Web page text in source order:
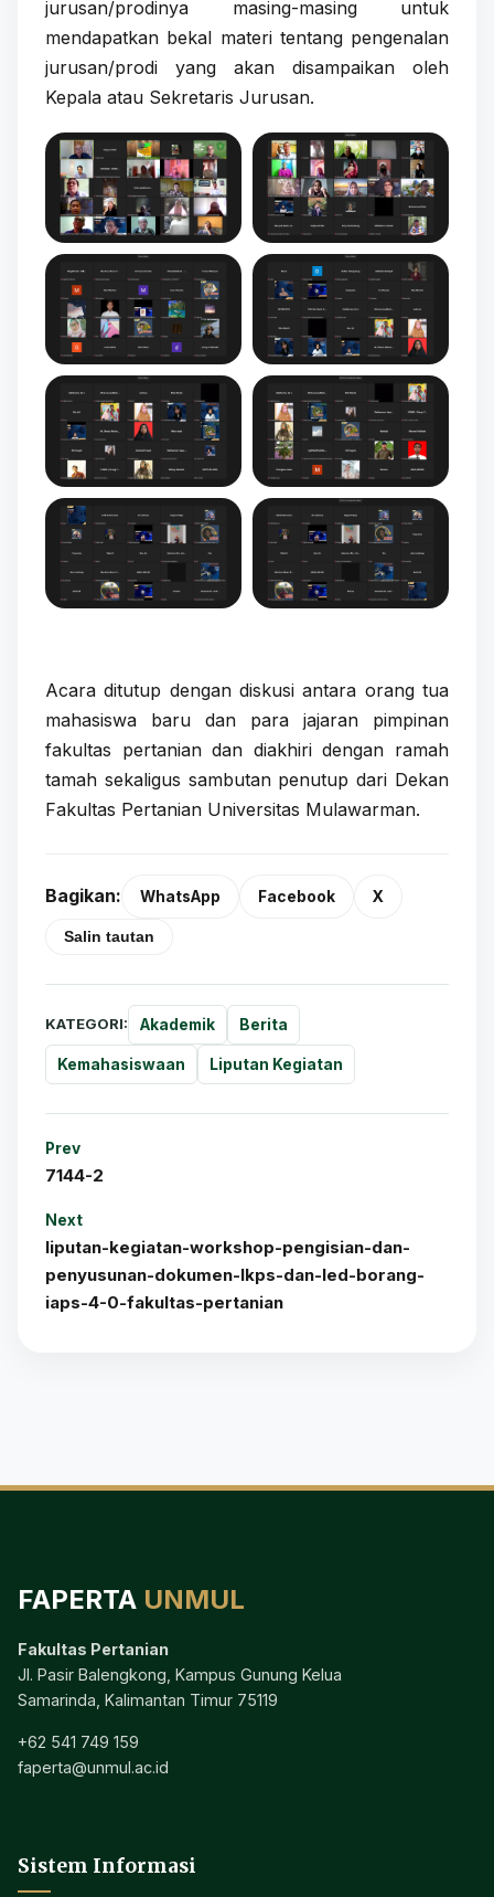
jurusan/prodinya masing-masing untuk
mendapatkan bekal materi tentang pengenalan
jurusan/prodi yang akan disampaikan oleh
Kepala atau Sekretaris Jurusan.
Acara ditutup dengan diskusi antara orang tua
mahasiswa baru dan para jajaran pimpinan
fakultas pertanian dan diakhiri dengan ramah
tamah sekaligus sambutan penutup dari Dekan
Fakultas Pertanian Universitas Mulawarman.
Bagikan: WhatsApp Facebook X
Salin tautan
KATEGORI: Akademik Berita
Kemahasiswaan Liputan Kegiatan
Prev
7144-2
Next
liputan-kegiatan-workshop-pengisian-dan-
penyusunan-dokumen-lkps-dan-led-borang-
iaps-4-0-fakultas-pertanian
FAPERTA UNMUL
Fakultas Pertanian
Jl. Pasir Balengkong, Kampus Gunung Kelua
Samarinda, Kalimantan Timur 75119
+62 541 749 159
faperta@unmul.ac.id
Sistem Informasi